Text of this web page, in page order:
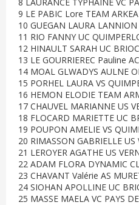
9 LE PABIC Lore TEAM
10 GUEGAN LAURA
11 RIO FANNY UC
12 HINAULT SARAH UC
13 LE GOURRIEREC Pauline
14 MOAL GLWADYS AULNE
15 PORHEL LAURA VS
16 HEMON ELODIE TEAM
17 CHAUVEL MARIANNE US
18 FLOCARD MARIETTE UC
19 POUPON AMELIE VS
20 RIMASSON GABRIELLE
21 LEROYER AGATHE US
22 ADAM FLORA DYNAMIC
23 CHAVANT Valérie AS
24 SIOHAN APOLLINE UC
25 MASSE MAELA VC PAYS